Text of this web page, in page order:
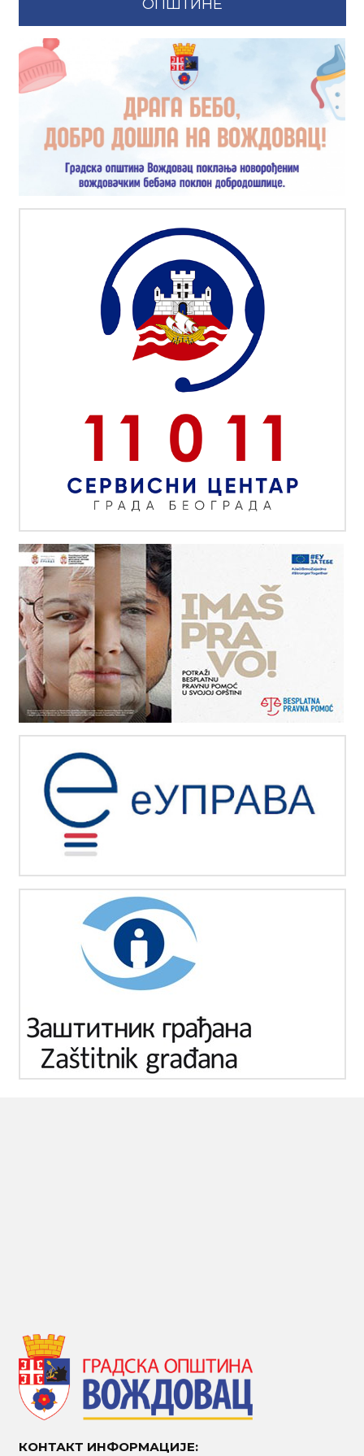
ОПШТИНЕ
КОНТАКТ ИНФОРМАЦИЈЕ: